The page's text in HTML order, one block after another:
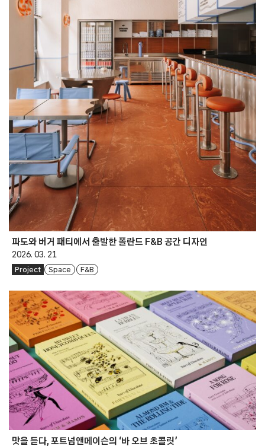
파도와 버거 패티에서 출발한 폴란드 F&B 공간 디자인
2026. 03. 21
Project Space F&B
맛을 듣다, 포트넘앤메이슨의 ‘바 오브 초콜릿’